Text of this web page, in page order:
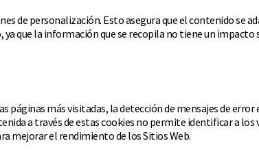
de personalización. Esto asegura que el contenido se
que la información que se recopila no tiene un
más visitadas, la detección de mensajes de error
a través de estas cookies no permite identificar a
mejorar el rendimiento de los Sitios Web.